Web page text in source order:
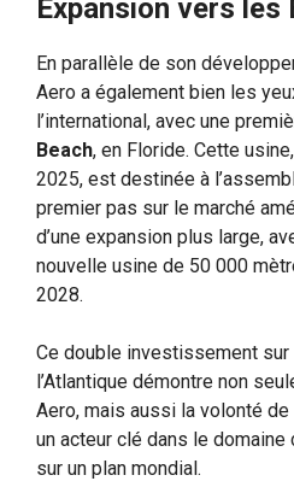
Expansion vers les
En parallèle de son
Aero a également bien les
l’international, avec une
Beach, en Floride. Cette
2025, est destinée à
premier pas sur le marché
d’une expansion plus large,
nouvelle usine de 50 000
2028.
Ce double investissement
l’Atlantique démontre non
Aero, mais aussi la volonté
un acteur clé dans le domaine
sur un plan mondial.